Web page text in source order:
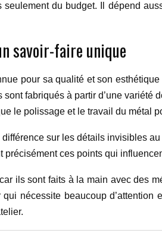
du budget. Il dépend
savoir-faire unique
pour sa qualité et son
fabriqués à partir d’une variété
le polissage et le travail du métal
sur les détails invisibles
précisément ces points qui
ils sont faits à la main avec des
nécessite beaucoup